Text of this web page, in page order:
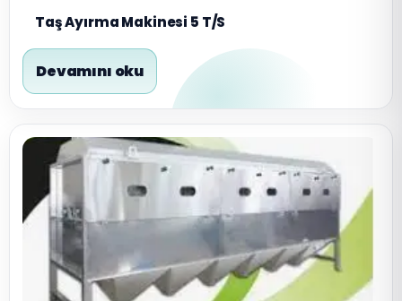
Taş Ayırma Makinesi 5 T/S
Devamını oku